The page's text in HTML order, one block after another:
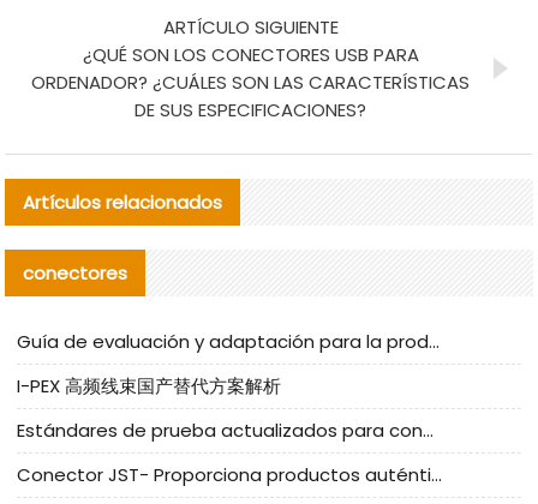
ARTÍCULO SIGUIENTE
¿QUÉ SON LOS CONECTORES USB PARA
ORDENADOR? ¿CUÁLES SON LAS CARACTERÍSTICAS
DE SUS ESPECIFICACIONES?
Artículos relacionados
conectores
Guía de evaluación y adaptación para la producción en serie de componentes de cables nacionales para CNC Tech
I-PEX 高频线束国产替代方案解析
Estándares de prueba actualizados para conectores nacionales bajo la referencia de CLIFF
Conector JST- Proporciona productos auténticos y alternativos del conector JST NSHR-02V-S